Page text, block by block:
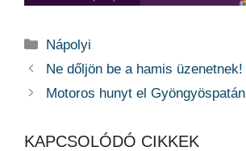
Kategória
Nápolyi
Ne dőljön be a hamis üzenetnek!
Motoros hunyt el Gyöngyöspatán
KAPCSOLÓDÓ CIKKEK